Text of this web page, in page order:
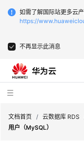
如需了解国际站更多云
https://
不再显示此消息
文档首页 / 云数据库 RDS
用户（MySQL）